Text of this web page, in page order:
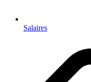
Salaires